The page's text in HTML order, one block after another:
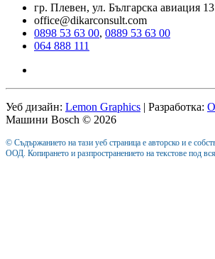
гр. Плевен, ул. Българска авиация 13
office@dikarconsult.com
0898 53 63 00, 0889 53 63 00
064 888 111
Уеб дизайн: Lemon Graphics | Разработка:
Машини Bosch © 2026
© Съдържанието на тази уеб страница е авторско и е
ООД. Копирането и разпространението на текстове под